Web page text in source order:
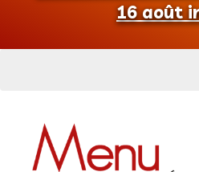
16 août